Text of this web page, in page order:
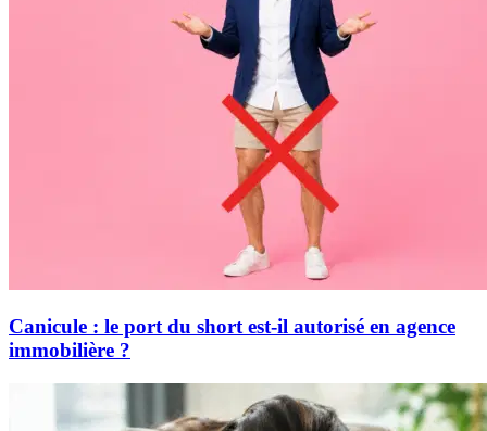
Canicule : le port du short est-il autorisé en agence
immobilière ?